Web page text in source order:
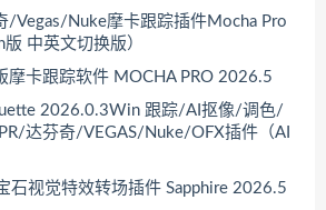
/Vegas/Nuke摩卡跟踪插件Mocha Pro
中英文切换版）
摩卡跟踪软件 MOCHA PRO 2026.5
2026.0.3Win 跟踪/AI抠像/调色/
达芬奇/VEGAS/Nuke/OFX插件（AI
石视觉特效转场插件 Sapphire 2026.5